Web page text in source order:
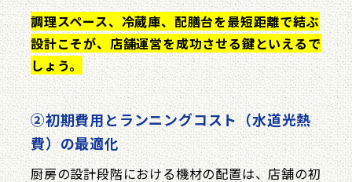
調理スペース、冷蔵庫、配膳台を最短距離で結ぶ
設計こそが、店舗運営を成功させる鍵といえるで
しょう。
②初期費用とランニングコスト（水道光熱
費）の最適化
厨房の設計段階における機材の配置は、店舗の初